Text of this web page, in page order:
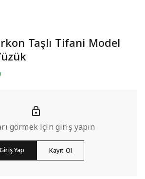
Taşlı Tifani Model
görmek için giriş yapın
Giriş Yap Kayıt Ol